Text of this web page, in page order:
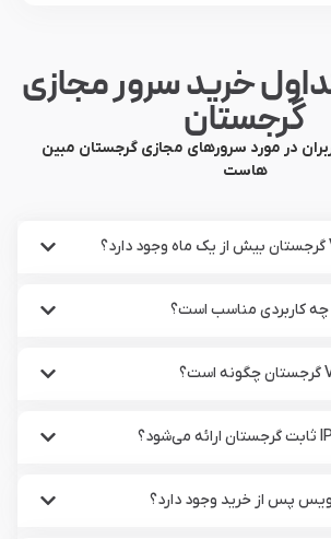
خرید سرور مجازی
گرجستان
در مورد سرورهای مجازی گرجستان مبین
هاست
پس از خرید وجود دارد؟